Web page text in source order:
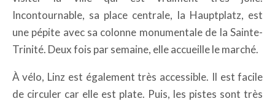
Incontournable, sa place centrale, la Hauptplatz, est
une pépite avec sa colonne monumentale de la Sainte-
Trinité. Deux fois par semaine, elle accueille le marché.
À vélo, Linz est également très accessible. Il est facile
de circuler car elle est plate. Puis, les pistes sont très